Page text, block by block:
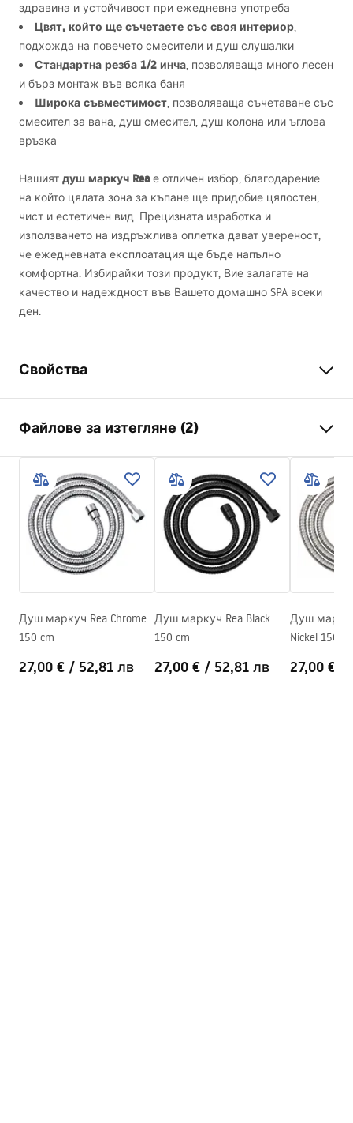
здравина и устойчивост при ежедневна употреба
Цвят, който ще съчетаете със своя интериор,
подхожда на повечето смесители и душ слушалки
Стандартна резба 1/2 инча, позволяваща много лесен
и бърз монтаж във всяка баня
Широка съвместимост, позволяваща съчетаване със
смесител за вана, душ смесител, душ колона или ъглова
връзка
Нашият душ маркуч Rea е отличен избор, благодарение
на който цялата зона за къпане ще придобие цялостен,
чист и естетичен вид. Прецизната изработка и
използването на издръжлива оплетка дават увереност,
че ежедневната експлоатация ще бъде напълно
комфортна. Избирайки този продукт, Вие залагате на
качество и надеждност във Вашето домашно SPA всеки
ден.
Свойства
Гаранция
24 месеца
Материал
неръждаема стомана, ABS
Тегло
1kg
Код на производителя
JS-016BG
Цвят
Матирано злато
Файлове за изтегляне (2)
Информация за безопасност
WARUNKI_BEZPIECZENSTWA_AKCESORIA_LAZIENKOWE.
Гаранционни условия
Warranty_Terms_and_Conditions_Accessories_-_24.pdf
Душ маркуч Rea Chrome
150 cm
27,00 € / 52,81 лв
Душ маркуч Rea Black
150 cm
27,00 € / 52,81 лв
Душ
Nickel 150
27,00 €